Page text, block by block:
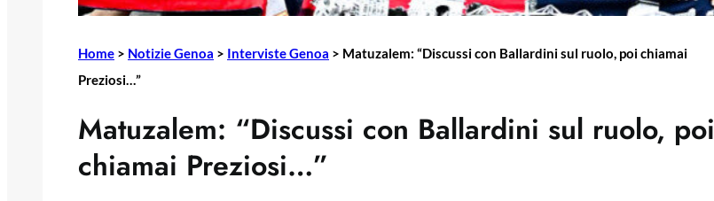
Home > Notizie Genoa > Interviste Genoa > Matuzalem: “Discussi con Ballardini sul ruolo, poi chiamai
Preziosi…”
Matuzalem: “Discussi con Ballardini sul ruolo, poi
chiamai Preziosi…”